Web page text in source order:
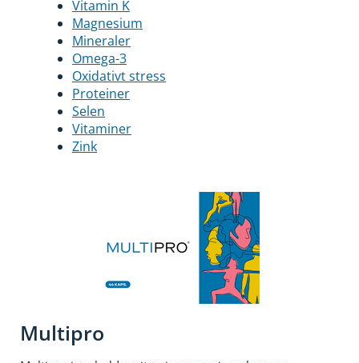
Vitamin K
Magnesium
Mineraler
Omega-3
Oxidativt stress
Proteiner
Selen
Vitaminer
Zink
Multipro